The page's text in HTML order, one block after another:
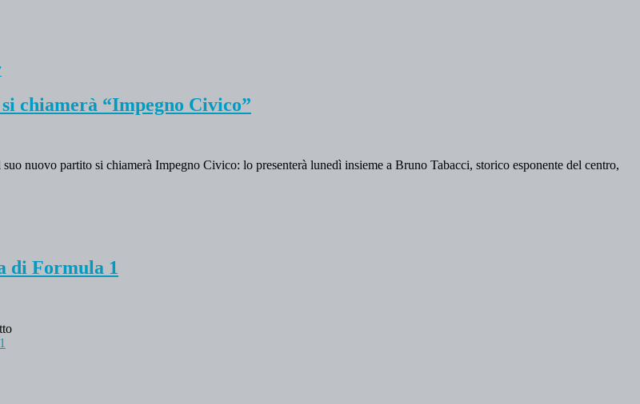
chiamerà “Impegno Civico”
nuovo partito si chiamerà Impegno Civico: lo presenterà lunedì insieme a Bruno Tabacci, storico esponente del centro,
di Formula 1